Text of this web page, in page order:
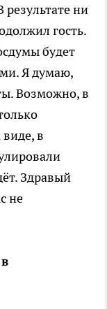
результате ни
гость.
будет
Я думаю,
Возможно, в
в
Здравый
не